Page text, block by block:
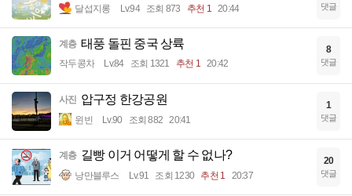
달섭지롱 Lv.94 조회 873 추천 1 20:44 댓글
계층 태풍 돌핀 중국 상륙
작두콩차 Lv.84 조회 1321 추천 1 20:42
8
댓글
사진 압구정 한강공원
윈빈 Lv.90 조회 882 20:41
1
댓글
계층 길빵 이거 어떻게 할 수 없나?
낭만블루스 Lv.91 조회 1230 추천 1 20:37
20
댓글